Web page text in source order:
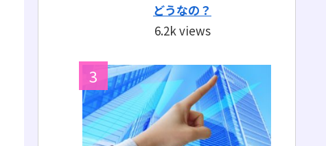
どうなの？
6.2k views